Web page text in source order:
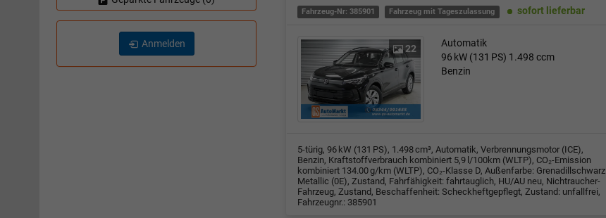
Fahrzeug-Nr: 385901 Fahrzeug mit Tageszulassung sofort lieferbar
22
Automatik
96 kW (131 PS) 1.498 ccm
Benzin
5-türig, 96 kW (131 PS), 1.498 cm³, Automatik, Verbrennungsmotor (ICE),
Benzin, Kraftstoffverbrauch kombiniert 5,9 l/100km (WLTP), CO₂-Emission
kombiniert 134.00 g/km (WLTP), CO₂-Klasse D, Außenfarbe: Grenadillschwarz
Metallic (0E), Zustand, Fahrfähigkeit: fahrtauglich, HU/AU neu, Nichtraucher-
Fahrzeug, Zustand, Beschaffenheit: Scheckheftgepflegt, Zustand: unfallfrei,
Fahrzeugnr.: 385901
Anmelden